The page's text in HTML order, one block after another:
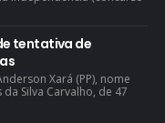
tentativa de
Xará (PP), nome
Silva Carvalho, de 47